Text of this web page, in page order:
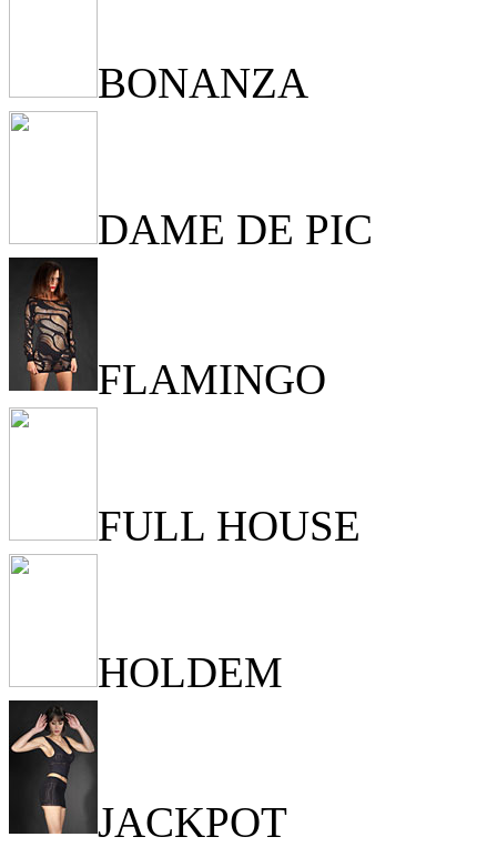
BONANZA
DAME DE PIC
FLAMINGO
FULL HOUSE
HOLDEM
JACKPOT